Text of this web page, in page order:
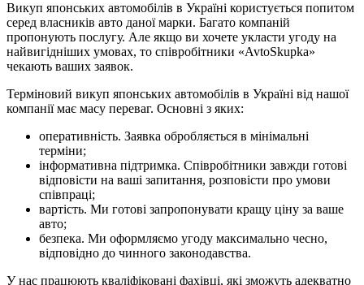
Викуп японських автомобілів в Україні користується попитом
серед власників авто даної марки. Багато компаній
пропонують послугу. Але якщо ви хочете укласти угоду на
найвигідніших умовах, то співробітники «AvtoSkupka»
чекають ваших заявок.
Терміновий викуп японських автомобілів в Україні від нашої
компанії має масу переваг. Основні з яких:
оперативність. Заявка обробляється в мінімальні
терміни;
інформативна підтримка. Співробітники завжди готові
відповісти на ваші запитання, розповісти про умови
співпраці;
вартість. Ми готові запропонувати кращу ціну за ваше
авто;
безпека. Ми оформляємо угоду максимально чесно,
відповідно до чинного законодавства.
У нас працюють кваліфіковані фахівці, які зможуть адекватно